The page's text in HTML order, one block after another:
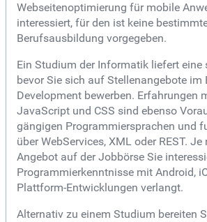
Webseitenoptimierung für mobile
interessiert, für den ist keine
Berufsausbildung vorgegeben.
Ein Studium der Informatik liefert eine
bevor Sie sich auf Stellenangebote im
Development bewerben. Erfahrungen
JavaScript und CSS sind ebenso
gängigen Programmiersprachen und
über WebServices, XML oder REST.
Angebot auf der Jobbörse Sie
Programmierkenntnisse mit Android,
Plattform-Entwicklungen verlangt.
Alternativ zu einem Studium bereiten